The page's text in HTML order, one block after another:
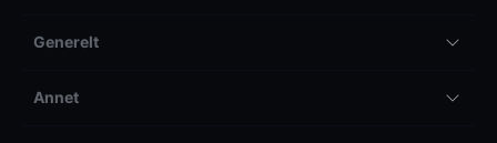
Generelt
Annet